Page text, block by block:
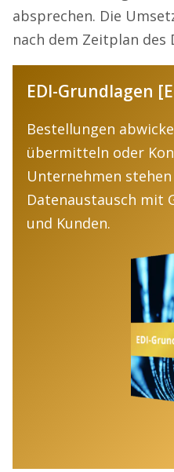
absprechen. Die
nach dem Zeitplan des
EDI-Grundlagen
Bestellungen
übermitteln oder
Unternehmen
Datenaustausch mit
und Kunden.